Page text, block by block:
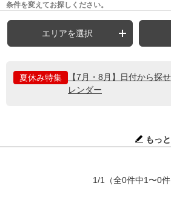
条件を変えてお探しください。
エリアを選択
夏休み特集
【7月・8月】日付から探
レンダー
もっ
1/1 （全0件中1〜0件